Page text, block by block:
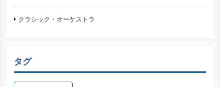
クラシック・オーケストラ
タグ